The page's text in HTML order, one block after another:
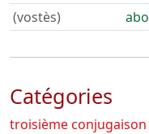
(vostès)
Catégories
troisième conjugaison